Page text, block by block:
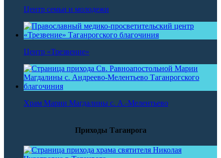
Центр семьи и молодежи
Центр «Трезвение»
Храм Марии Магдалины с. А.-Мелентьево
Приходы Таганрога